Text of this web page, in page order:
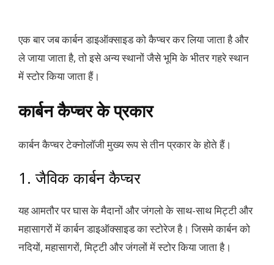
एक बार जब कार्बन डाइऑक्साइड को कैप्चर कर लिया जाता है और
ले जाया जाता है, तो इसे अन्य स्थानों जैसे भूमि के भीतर गहरे स्थान
में स्टोर किया जाता हैं।
कार्बन कैप्चर के प्रकार
कार्बन कैप्चर टेक्नोलॉजी मुख्य रूप से तीन प्रकार के होते हैं।
1. जैविक कार्बन कैप्चर
यह आमतौर पर घास के मैदानों और जंगलो के साथ-साथ मिट्टी और
महासागरों में कार्बन डाइऑक्साइड का स्टोरेज है। जिसमे कार्बन को
नदियों, महासागरों, मिट्टी और जंगलों में स्टोर किया जाता है।